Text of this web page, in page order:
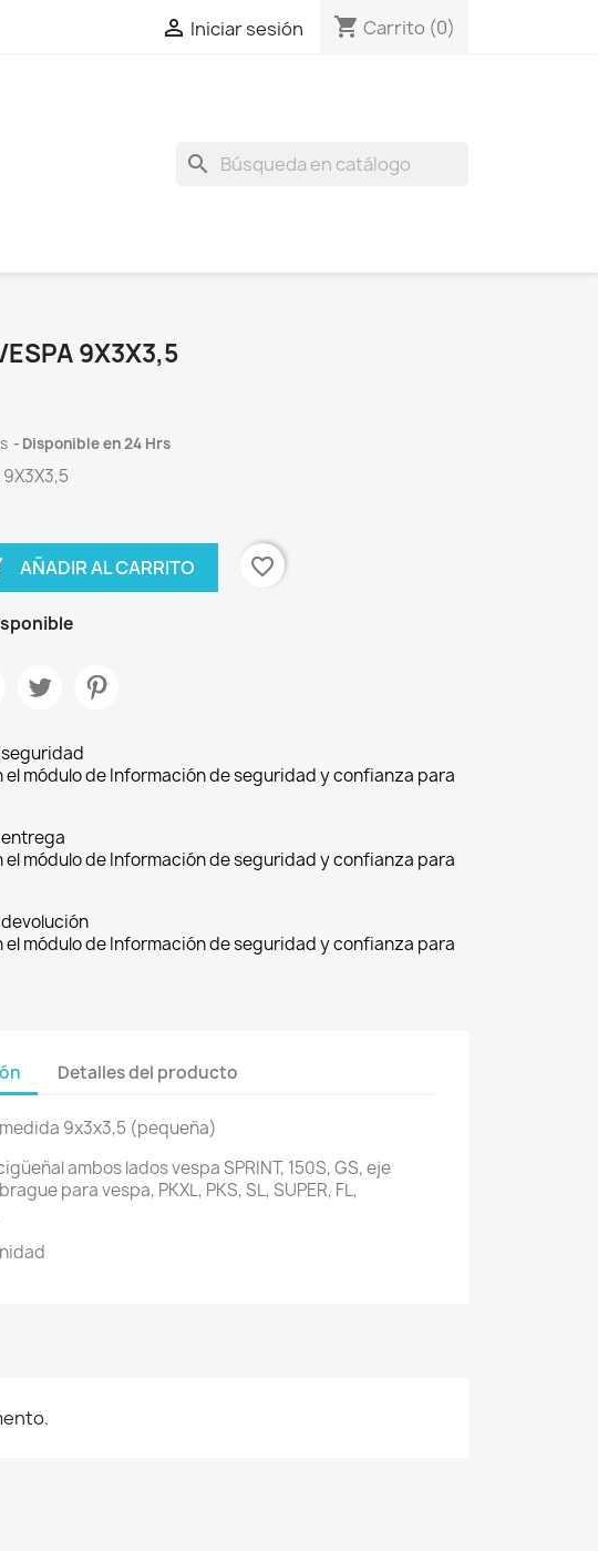
 Iniciar sesión shopping_cart Carrito (0)
search
9X3X3,5
Disponible en 24 Hrs
9X3X3,5
AÑADIR AL CARRITO favorite_border
el módulo de Información de seguridad y confianza para
el módulo de Información de seguridad y confianza para
el módulo de Información de seguridad y confianza para
Detalles del producto
9x3x3,5 (pequeña)
ambos lados vespa SPRINT, 150S, GS, eje
para vespa, PKXL, PKS, SL, SUPER, FL,